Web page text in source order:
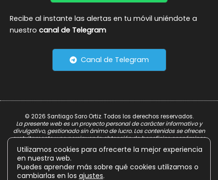
Recibe al instante las alertas en tu móvil uniéndote a
nuestro canal de Telegram
Canal de Telegram
© 2026 Santiago Saro Ortiz. Todos los derechos reservados.
La presente web es un proyecto personal de carácter informativo y
divulgativo, gestionado sin ánimo de lucro. Los contenidos se ofrecen
gratuitamente y no persiguen la obtención de beneficios económicos.
Política de Privacidad
Política de Cookies
Utilizamos cookies para ofrecerte la mejor experiencia
en nuestra web.
Puedes aprender más sobre qué cookies utilizamos o
cambiarlas en los ajustes.